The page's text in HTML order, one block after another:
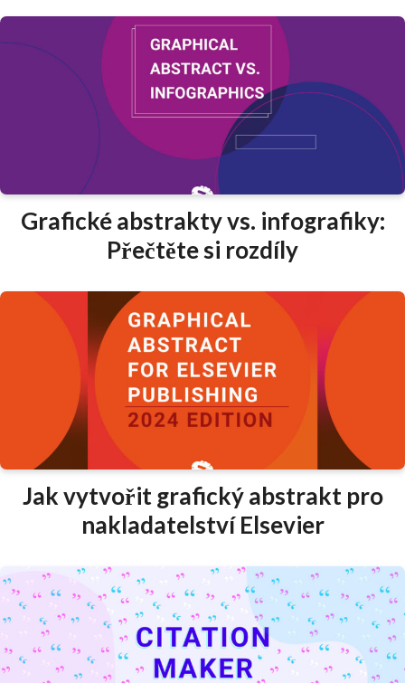
Grafické abstrakty vs. infografiky:
Přečtěte si rozdíly
Jak vytvořit grafický abstrakt pro
nakladatelství Elsevier